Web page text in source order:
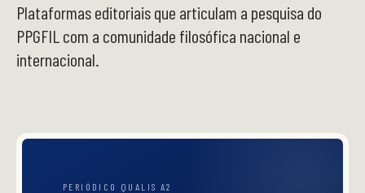
Plataformas editoriais que articulam a pesquisa do
PPGFIL com a comunidade filosófica nacional e
internacional.
PERIÓDICO QUALIS A2